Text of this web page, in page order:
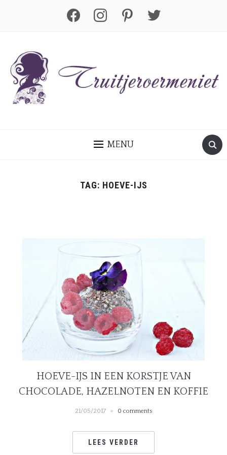
facebook instagram pinterest twitter
MENU
TAG: HOEVE-IJS
HOEVE-IJS IN EEN KORSTJE VAN
CHOCOLADE, HAZELNOTEN EN KOFFIE
21/05/2017 0 comments
LEES VERDER